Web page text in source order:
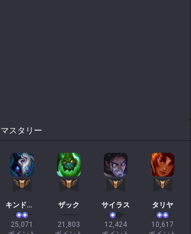
マスタリー
キンドレッド
25,071
ザック
21,803
サイラス
12,424
タリヤ
10,617